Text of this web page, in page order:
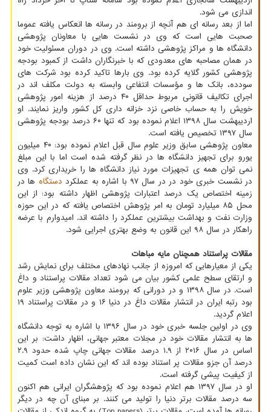
اندازی می شود.
اما از بعد رسانه ای هم آنچه از برومند در رسانه ها انعکاس یافته عموما
صحبت هایی است که وی در نشست هایی با معاونان پژوهشی
دانشگاه ها و مراکز پژوهشی داشته است. وی در دوران مسئولیت خود
در همان مصاحبه های معدودی که با خبرنگاران داشت از کمبود بودجه
پژوهشی کشور گلایه کرده بود. وی بارها تاکید کرده بود شرکت های
سودده، بانک ها و مؤسسات انتفاعی وابسته به دولت مکلف اند در
اجرای تکالیف قانونی مربوط حداقل ۴۰ درصد از هزینه امور پژوهشی
خویش را به حساب خاصی نزد خزانه داری کل کشور واریز نمایند. او
اردیبهشت سال ۱۳۹۸ اعلام نموده بود که تنها ۶۰ درصد بودجه پژوهشی
سال ۱۳۹۷ تخصیص یافته است.
معاون پژوهشی سابق وزیر علوم سال قبل اعلام نموده بود: ۴۰ میلیون
یورو برای تجهیز دانشگاه ها در نظر گرفته شده است اما با این مبلغ
نمی توان همه ی تجهیزات مورد نیاز دانشگاه ها را خریداری کرد. وی
در نشست خبری خود در در سال ۹۷ با اشاره به عملکرد
دستگاه ها در
زمینه اختصاص یک درصد اعتبارات پژوهشی اظهار داشته بود: از این
محل ۸۵ میلیارد تومان به امر پژوهش اختصاص یافته که در این حوزه
وزارت نفت و بهداشت بیشترین عملکرد را داشته اند. امیدوارم با عرضه
راهکار در سال ۹۸ این قانون به وضع بهتری اجرایی شود.
مقالات پراستناد همچنان مایه مباهات
یکی از معیارهایی که امروزه از جانب نهادهای مختلف برای نمایش رشد
و ارتقای سطح علمی کشور بیان می شود تعداد مقالات پراستناد و داغ
است. در سال ۱۳۹۸ و در دورانی که برومند معاون پژوهشی وزیر علوم
بود رتبه ایران در انتشار مقالات داغ در دنیا ۱۶ و در مقالات پراستناد ۱۹
اعلام گردید.
وی در اولین جلسه خبری خود در سال ۱۳۹۶ با اشاره به توجه دانشگاه
ها به انتشار مقالات خود در مجلات معتبر جهانی، اظهار داشت: بر این
اساس در سال ۲۰۱۶ از ۱.۹ درصد مقالات جهانی چاپ شده حدود ۲.۹
درصد آن جزو مقالات پر استناد بوده اند که این نشان داده است کمیت
از کیفیت پیشی گرفته است.
او در سال ۱۳۹۷ هم اعلام نموده بود که پژوهشگران ایرانی هم اکنون
سه درصد مقالات برتر دنیا را تولید می کنند. بر مبنای آن چه در دیگر